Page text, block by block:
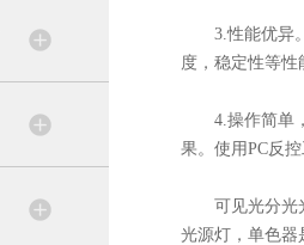
3.性能优异。
度，稳定性等性
4.操作简单，
果。使用PC反
可见光分光光
光源灯，单色器